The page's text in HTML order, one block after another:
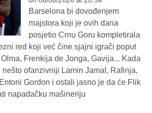
Barselona bi dovođenjem
majstora koji je ovih dana
posjetio Crnu Goru kompletirala
red koji već čine sjajni igrači poput
Frenkija de Jonga, Gavija... Kada
nešto ofanzivniji Lamin Jamal, Rafinja,
Gordon i ostali jasno je da će Flik
napadačku mašineriju